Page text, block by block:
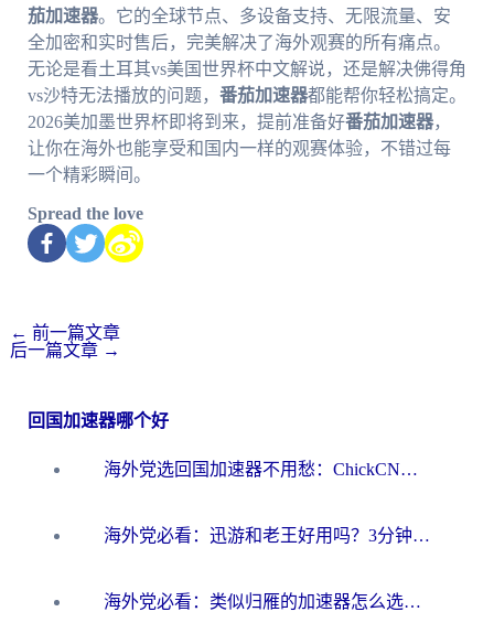
茄加速器。它的全球节点、多设备支持、无限流量、安
全加密和实时售后，完美解决了海外观赛的所有痛点。
无论是看土耳其vs美国世界杯中文解说，还是解决佛得角
vs沙特无法播放的问题， 番茄加速器都能帮你轻松搞定。
2026美加墨世界杯即将到来，提前准备好番茄加速器，
让你在海外也能享受和国内一样的观赛体验，不错过每
一个精彩瞬间。
Spread the love
← 前一篇文章
后一篇文章 →
回国加速器哪个好
海外党选回国加速器不用愁：ChickCN和洞见哪个好？一篇搞定所有疑问
海外党必看：迅游和老王好用吗？3分钟选对加速国内网络的加速器
海外党必看：类似归雁的加速器怎么选？一篇搞定无缝访问国内资源